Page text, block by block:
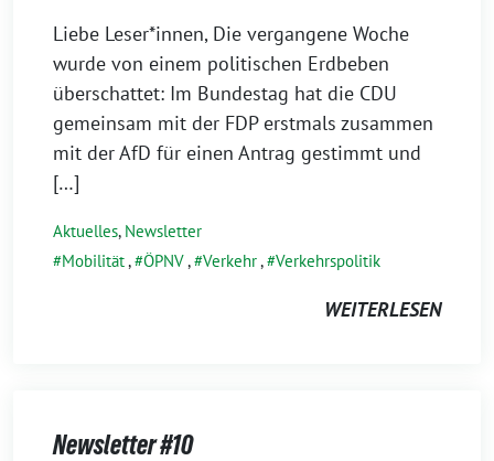
Liebe Leser*innen, Die vergangene Woche
wurde von einem politischen Erdbeben
überschattet: Im Bundestag hat die CDU
gemeinsam mit der FDP erstmals zusammen
mit der AfD für einen Antrag gestimmt und
[…]
Aktuelles, Newsletter
Mobilität, ÖPNV, Verkehr, Verkehrspolitik
WEITERLESEN
Newsletter #10